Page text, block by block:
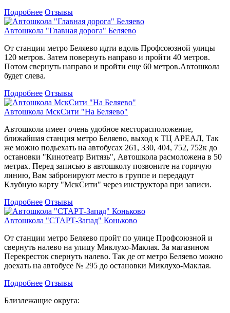
Подробнее Отзывы
Автошкола "Главная дорога" Беляево
От станции метро Беляево идти вдоль Профсоюзной улицы
120 метров. Затем повернуть направо и пройти 40 метров.
Потом свернуть направо и пройти еще 60 метров.Автошкола
будет слева.
Подробнее Отзывы
Автошкола МскСити "На Беляево"
Автошкола имеет очень удобное месторасположение,
ближайшая станция метро Беляево, выход к ТЦ АРЕАЛ, Так
же можно подьехать на автобусах 261, 330, 404, 752, 752к до
остановки "Кинотеатр Витязь", Автошкола расмоложена в 50
метрах. Перед записью в автошколу позвоните на горячую
линию, Вам забронируют место в группе и передадут
Клубную карту "МскСити" через инструктора при записи.
Подробнее Отзывы
Автошкола "СТАРТ-Запад" Коньково
От станции метро Беляево пройт по улице Профсоюзной и
свернуть налево на улицу Миклухо-Маклая. За магазином
Перекресток свернуть налево. Так де от метро Беляево можно
доехать на автобусе № 295 до остановки Миклухо-Маклая.
Подробнее Отзывы
Близлежащие округа: